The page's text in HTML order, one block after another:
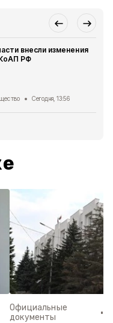
внесли изменения
РФ
Сегодня, 13:56
Официальные
документы